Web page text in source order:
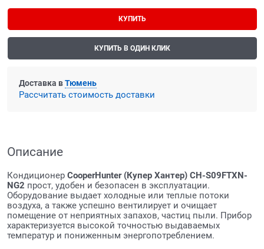
КУПИТЬ
КУПИТЬ В ОДИН КЛИК
Доставка вТюмень
Рассчитать стоимость доставки
Описание
Кондиционер CooperHunter (Купер Хантер) CH-S09FTXN-
NG2 прост, удобен и безопасен в эксплуатации.
Оборудование выдает холодные или теплые потоки
воздуха, а также успешно вентилирует и очищает
помещение от неприятных запахов, частиц пыли. Прибор
характеризуется высокой точностью выдаваемых
температур и пониженным энергопотреблением.